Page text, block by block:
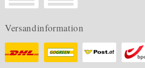
Versandinformation